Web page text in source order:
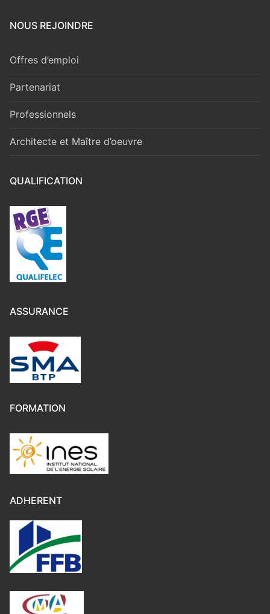
NOUS REJOINDRE
Offres d’emploi
Partenariat
Professionnels
Architecte et Maître d’oeuvre
QUALIFICATION
ASSURANCE
FORMATION
ADHERENT